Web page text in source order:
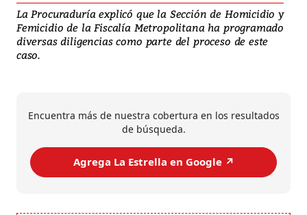
La Procuraduría explicó que la Sección de Homicidio y
Femicidio de la Fiscalía Metropolitana ha programado
diversas diligencias como parte del proceso de este
caso.
Encuentra más de nuestra cobertura en los resultados
de búsqueda.
Agrega La Estrella en Google ↗️